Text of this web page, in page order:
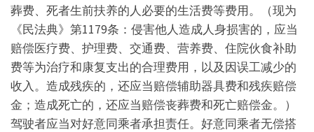
葬费、死者生前扶养的人必要的生活费等费用。（现为
《民法典》第1179条：侵害他人造成人身损害的，应当
赔偿医疗费、护理费、交通费、营养费、住院伙食补助
费等为治疗和康复支出的合理费用，以及因误工减少的
收入。造成残疾的，还应当赔偿辅助器具费和残疾赔偿
金；造成死亡的，还应当赔偿丧葬费和死亡赔偿金。）
驾驶者应当对好意同乘者承担责任。好意同乘者无偿搭